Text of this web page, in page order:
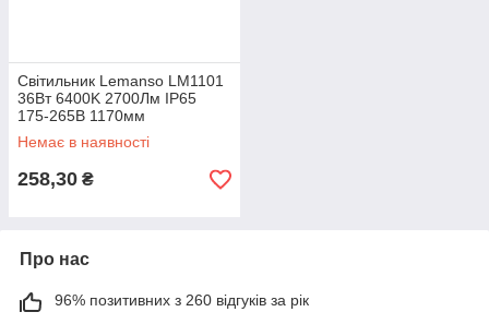
Світильник Lemanso LM1101
36Вт 6400K 2700Лм IP65
175-265В 1170мм
Немає в наявності
258,30 ₴
Про нас
96% позитивних з 260 відгуків за рік